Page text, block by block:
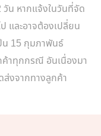
น หากแจ้งในวันที่จัด
และอาจต้องเปลี่ยน
น 15 กุมภาพันธ์
ค้าทุกกรณี อันเนื่องมา
งจากทางลูกค้า